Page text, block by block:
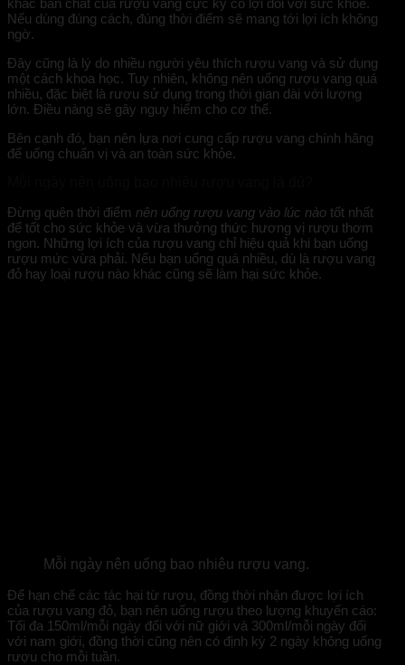
Nếu dùng đúng cách, đúng thời điểm sẽ mang tới lợi ích không
ngờ.
Đây cũng là lý do nhiều người yêu thích rượu vang và sử dụng
một cách khoa học. Tuy nhiên, không nên uống rượu vang quá
nhiều, đặc biệt là rượu sử dụng trong thời gian dài với lượng
lớn. Điều nàng sẽ gây nguy hiểm cho cơ thể.
Bên cạnh đó, bạn nên lựa nơi cung cấp rượu vang chính hãng
để uống chuẩn vị và an toàn sức khỏe.
Đừng quên thời điểm nên uống rượu vang vào lúc nào tốt nhất
để tốt cho sức khỏe và vừa thưởng thức hương vị rượu thơm
ngon. Những lợi ích của rượu vang chỉ hiệu quả khi bạn uống
rượu mức vừa phải. Nếu bạn uống quá nhiều, dù là rượu vang
đỏ hay loại rượu nào khác cũng sẽ làm hại sức khỏe.
Mỗi ngày nên uống bao nhiêu rượu vang.
Để hạn chế các tác hại từ rượu, đồng thời nhận được lợi ích
của rượu vang đỏ, bạn nên uống rượu theo lượng khuyến cáo:
Tối đa 150ml/mỗi ngày đối với nữ giới và 300ml/mỗi ngày đối
với nam giới, đồng thời cũng nên có định kỳ 2 ngày không uống
rượu cho mỗi tuần.